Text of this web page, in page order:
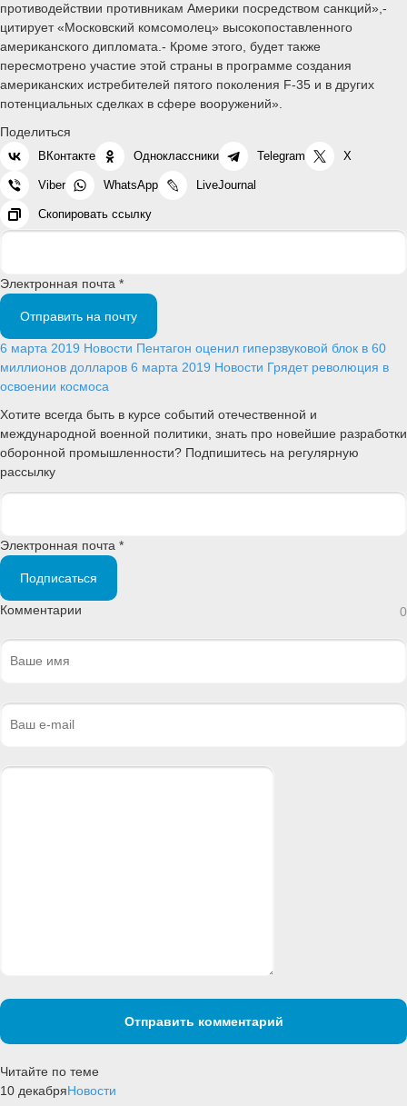
противодействии противникам Америки посредством санкций»,-
цитирует «Московский комсомолец» высокопоставленного
американского дипломата.- Кроме этого, будет также
пересмотрено участие этой страны в программе создания
американских истребителей пятого поколения F-35 и в других
потенциальных сделках в сфере вооружений».
Поделиться
ВКонтакте Одноклассники Telegram X
Viber WhatsApp LiveJournal
Скопировать ссылку
Электронная почта *
Отправить на почту
6 марта 2019 Новости Пентагон оценил гиперзвуковой блок в 60
миллионов долларов 6 марта 2019 Новости Грядет революция в
освоении космоса
Хотите всегда быть в курсе событий отечественной и
международной военной политики, знать про новейшие разработки
оборонной промышленности? Подпишитесь на регулярную
рассылку
Электронная почта *
Подписаться
Комментарии 0
Отправить комментарий
Читайте по теме
10 декабряНовости